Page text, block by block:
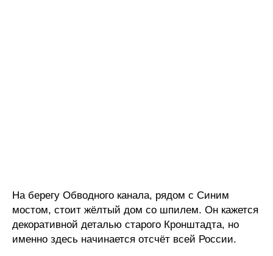
На берегу Обводного канала, рядом с Синим
мостом, стоит жёлтый дом со шпилем. Он кажется
декоративной деталью старого Кронштадта, но
именно здесь начинается отсчёт всей России.